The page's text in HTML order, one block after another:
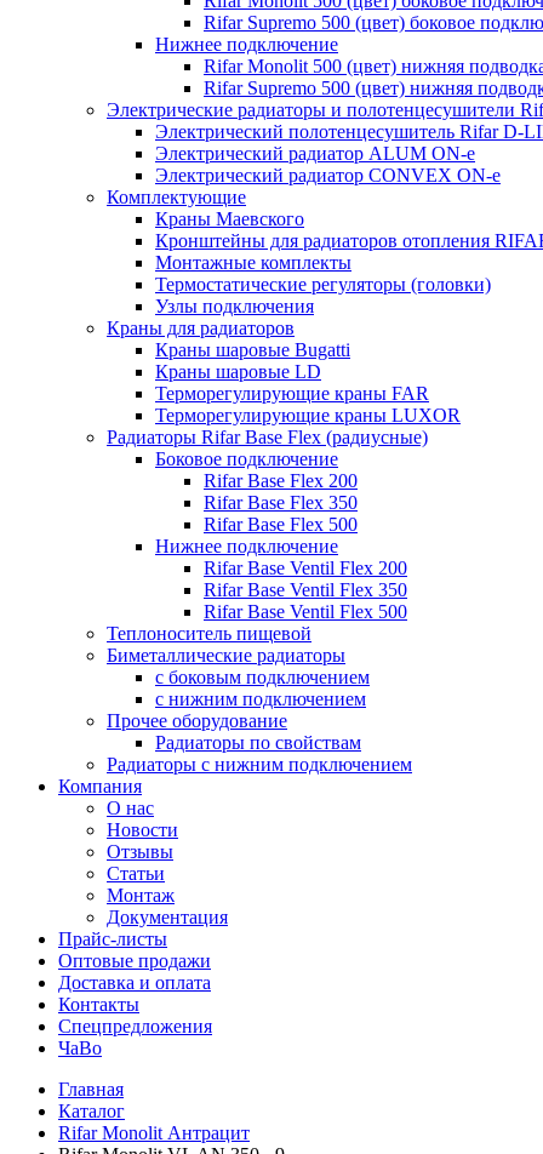
Rifar Supremo 500 (цвет) боковое
Нижнее подключение
Rifar Monolit 500 (цвет) нижняя
Rifar Supremo 500 (цвет) нижняя
Электрические радиаторы и полотенцесушители
Электрический полотенцесушитель Rifar D-
Электрический радиатор ALUM ON-e
Электрический радиатор CONVEX ON-e
Комплектующие
Краны Маевского
Кронштейны для радиаторов отопления
Монтажные комплекты
Термостатические регуляторы (головки)
Узлы подключения
Краны для радиаторов
Краны шаровые Bugatti
Краны шаровые LD
Терморегулирующие краны FAR
Терморегулирующие краны LUXOR
Радиаторы Rifar Base Flex (радиусные)
Боковое подключение
Rifar Base Flex 200
Rifar Base Flex 350
Rifar Base Flex 500
Нижнее подключение
Rifar Base Ventil Flex 200
Rifar Base Ventil Flex 350
Rifar Base Ventil Flex 500
Теплоноситель пищевой
Биметаллические радиаторы
с боковым подключением
с нижним подключением
Прочее оборудование
Радиаторы по свойствам
Радиаторы с нижним подключением
Компания
О нас
Новости
Отзывы
Статьи
Монтаж
Документация
Прайс-листы
Оптовые продажи
Доставка и оплата
Контакты
Спецпредложения
ЧаВо
Главная
Каталог
Rifar Monolit Антрацит